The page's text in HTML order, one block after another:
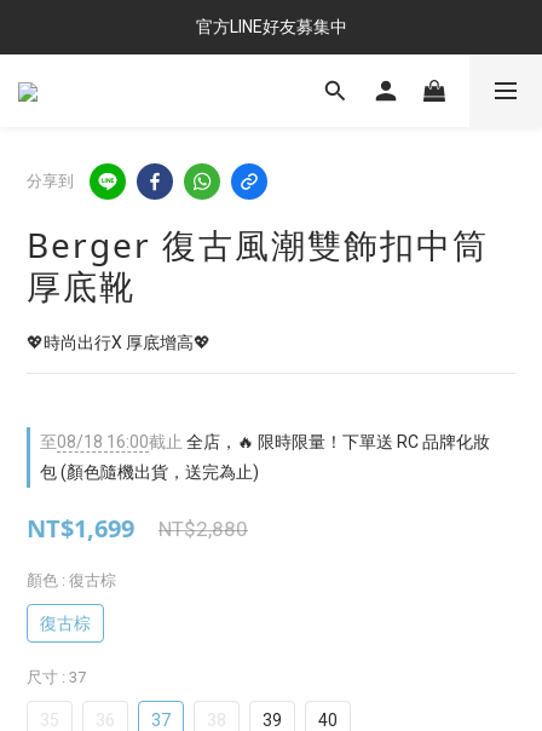
官方LINE好友募集中
分享到
Berger 復古風潮雙飾扣中筒
厚底靴
💖時尚出行X 厚底增高💖
至08/18 16:00截止 全店，🔥 限時限量！下單送 RC 品牌化妝
包 (顏色隨機出貨，送完為止)
NT$1,699 NT$2,880
顏色 : 復古棕
復古棕
尺寸 : 37
35 36 37 38 39 40